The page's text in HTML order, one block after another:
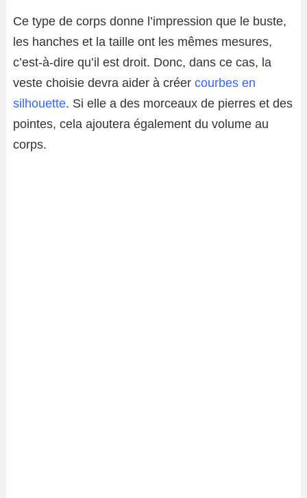
Ce type de corps donne l’impression que le buste,
les hanches et la taille ont les mêmes mesures,
c’est-à-dire qu’il est droit. Donc, dans ce cas, la
veste choisie devra aider à créer courbes en
silhouette. Si elle a des morceaux de pierres et des
pointes, cela ajoutera également du volume au
corps.